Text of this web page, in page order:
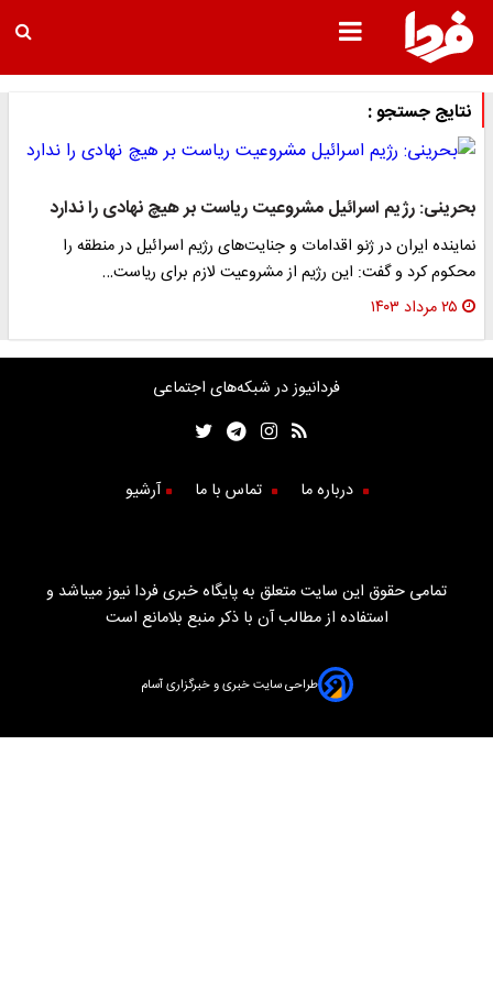
نتایج جستجو :
بحرینی: رژیم اسرائیل مشروعیت ریاست بر هیچ نهادی را ندارد
نماینده ایران در ژنو اقدامات و جنایت‌های رژیم اسرائیل در منطقه را
محکوم کرد و گفت: این رژیم از مشروعیت لازم برای ریاست…
۲۵ مرداد ۱۴۰۳
فردانیوز در شبکه‌های اجتماعی
درباره ما تماس با ما آرشیو
تمامی حقوق این سایت متعلق به پایگاه خبری فردا نیوز میباشد و
استفاده از مطالب آن با ذکر منبع بلامانع است
طراحی سایت خبری و خبرگزاری آسام